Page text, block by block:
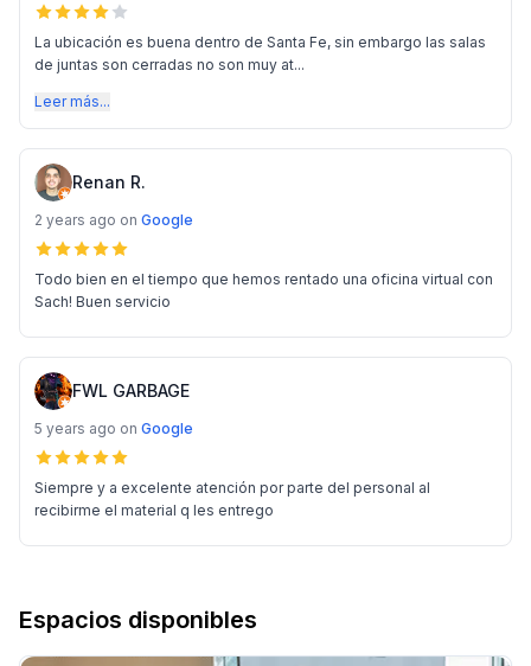
La ubicación es buena dentro de Santa Fe, sin embargo las salas
de juntas son cerradas no son muy at...
Leer más...
Renan R.
2 years ago on Google
Todo bien en el tiempo que hemos rentado una oficina virtual con
Sach! Buen servicio
FWL GARBAGE
5 years ago on Google
Siempre y a excelente atención por parte del personal al
recibirme el material q les entrego
Espacios disponibles